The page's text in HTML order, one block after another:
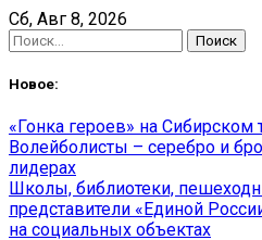
Skip
to
content
Сб, Авг 8, 2026
Найти:
Новое:
«Гонка героев» на Сибирском
Волейболисты – серебро и
лидерах
Школы, библиотеки,
представители «Единой
на социальных объектах